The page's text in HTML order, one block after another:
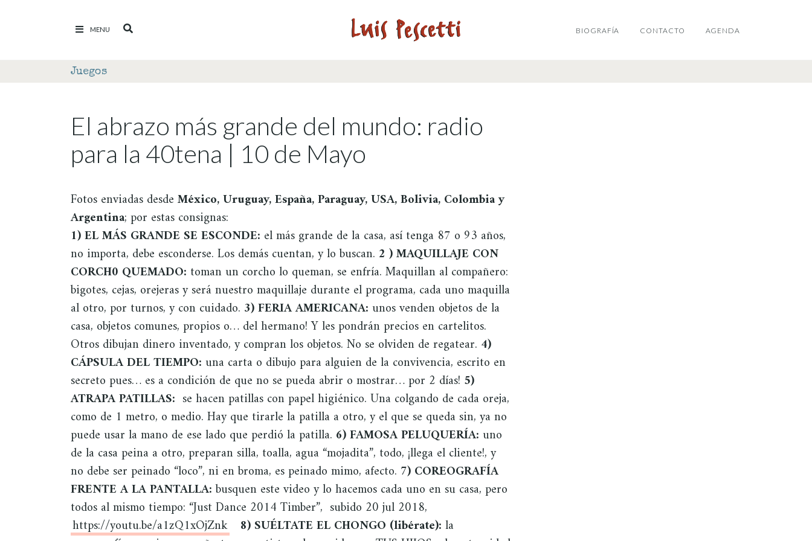
MENU BIOGRAFÍA CONTACTO AGENDA
Juegos
El abrazo más grande del mundo: radio
para la 40tena | 10 de Mayo
Fotos enviadas desde México, Uruguay, España, Paraguay, USA, Bolivia, Colombia y
Argentina; por estas consignas:
1) EL MÁS GRANDE SE ESCONDE: el más grande de la casa, así tenga 87 o 93 años,
no importa, debe esconderse. Los demás cuentan, y lo buscan. 2 ) MAQUILLAJE CON
CORCH0 QUEMADO: toman un corcho lo queman, se enfría. Maquillan al compañero:
bigotes, cejas, orejeras y será nuestro maquillaje durante el programa, cada uno maquilla
al otro, por turnos, y con cuidado. 3) FERIA AMERICANA: unos venden objetos de la
casa, objetos comunes, propios o… del hermano! Y les pondrán precios en cartelitos.
Otros dibujan dinero inventado, y compran los objetos. No se olviden de regatear. 4)
CÁPSULA DEL TIEMPO: una carta o dibujo para alguien de la convivencia, escrito en
secreto pues… es a condición de que no se pueda abrir o mostrar… por 2 días! 5)
ATRAPA PATILLAS: se hacen patillas con papel higiénico. Una colgando de cada oreja,
como de 1 metro, o medio. Hay que tirarle la patilla a otro, y el que se queda sin, ya no
puede usar la mano de ese lado que perdió la patilla. 6) FAMOSA PELUQUERÍA: uno
de la casa peina a otro, preparan silla, toalla, agua “mojadita”, todo, ¡llega el cliente!, y
no debe ser peinado “loco”, ni en broma, es peinado mimo, afecto. 7) COREOGRAFÍA
FRENTE A LA PANTALLA:busquen este video y lo hacemos cada uno en su casa, pero
todos al mismo tiempo: “Just Dance 2014 Timber”, subido 20 jul 2018,
https://youtu.be/a1zQ1xOjZnk
8) SUÉLTATE EL CHONGO (libérate): la